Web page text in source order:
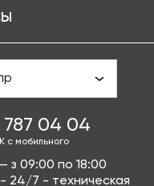
787 04 04
с мобильного
з 09:00 по 18:00
24/7 - техническая